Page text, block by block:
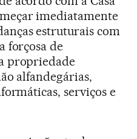
imediatamente
estruturais com
forçosa de
propriedade
alfandegárias,
serviços e